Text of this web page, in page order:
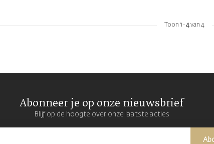
Toon 1-4van 4
Abonneer je op onze nieuwsbrief
Blijf op de hoogte over onze laatste acties